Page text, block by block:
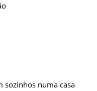
sozinhos numa casa